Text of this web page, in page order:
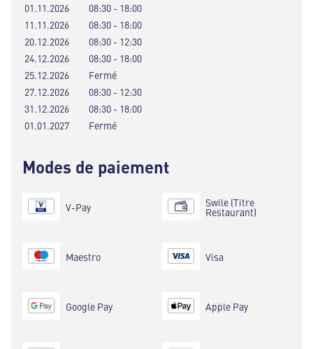
01.11.2026
08:30 - 18:00
11.11.2026
08:30 - 18:00
20.12.2026
08:30 - 12:30
24.12.2026
08:30 - 18:00
25.12.2026
Fermé
27.12.2026
08:30 - 12:30
31.12.2026
08:30 - 18:00
01.01.2027
Fermé
Modes de paiement
V-Pay
Maestro
Google Pay
Swile (Titre
Restaurant)
Visa
Apple Pay